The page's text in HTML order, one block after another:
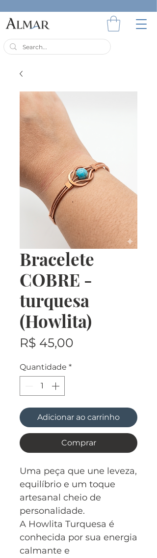
Bracelete
COBRE -
turquesa
(Howlita)
R$ 45,00
Quantidade *
Adicionar ao carrinho
Comprar
Uma peça que une leveza,
equilíbrio e um toque
artesanal cheio de
personalidade.
A Howlita Turquesa é
conhecida por sua energia
calmante e